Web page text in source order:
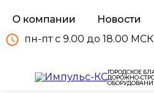
О компании Новости
пн-пт с 9.00 до 18.00 МСК
ГОРОДСКОЕ
ДОРОЖНО-